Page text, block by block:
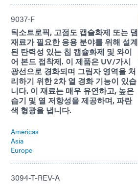
9037-F
틱소트로픽, 고점도 캡슐화제 또는 댐
재료가 필요한 응용 분야를 위해 설계
된 탄력성 있는 칩 캡슐화제 및 와이
어 본드 접착제. 이 제품은 UV/가시
광선으로 경화되며 그림자 영역을 처
리하기 위한 2차 열 경화 기능이 있습
니다. 이 재료는 매우 유연하고, 높은
습기 및 열 저항성을 제공하며, 파란
색 형광을 냅니다.
Americas
Asia
Europe
3094-T-REV-A